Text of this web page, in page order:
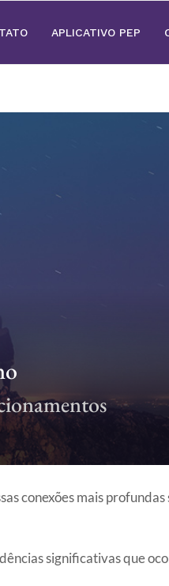
APLICATIVO PEP
conexões mais profundas
significativas que